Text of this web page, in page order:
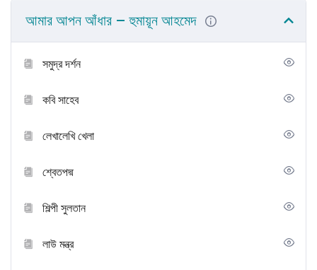
আমার আপন আঁধার – হুমায়ূন আহমেদ
সমুদ্র দর্শন
কবি সাহেব
লেখালেখি খেলা
শ্বেতপদ্ম
শিল্পী সুলতান
লাউ মন্ত্র